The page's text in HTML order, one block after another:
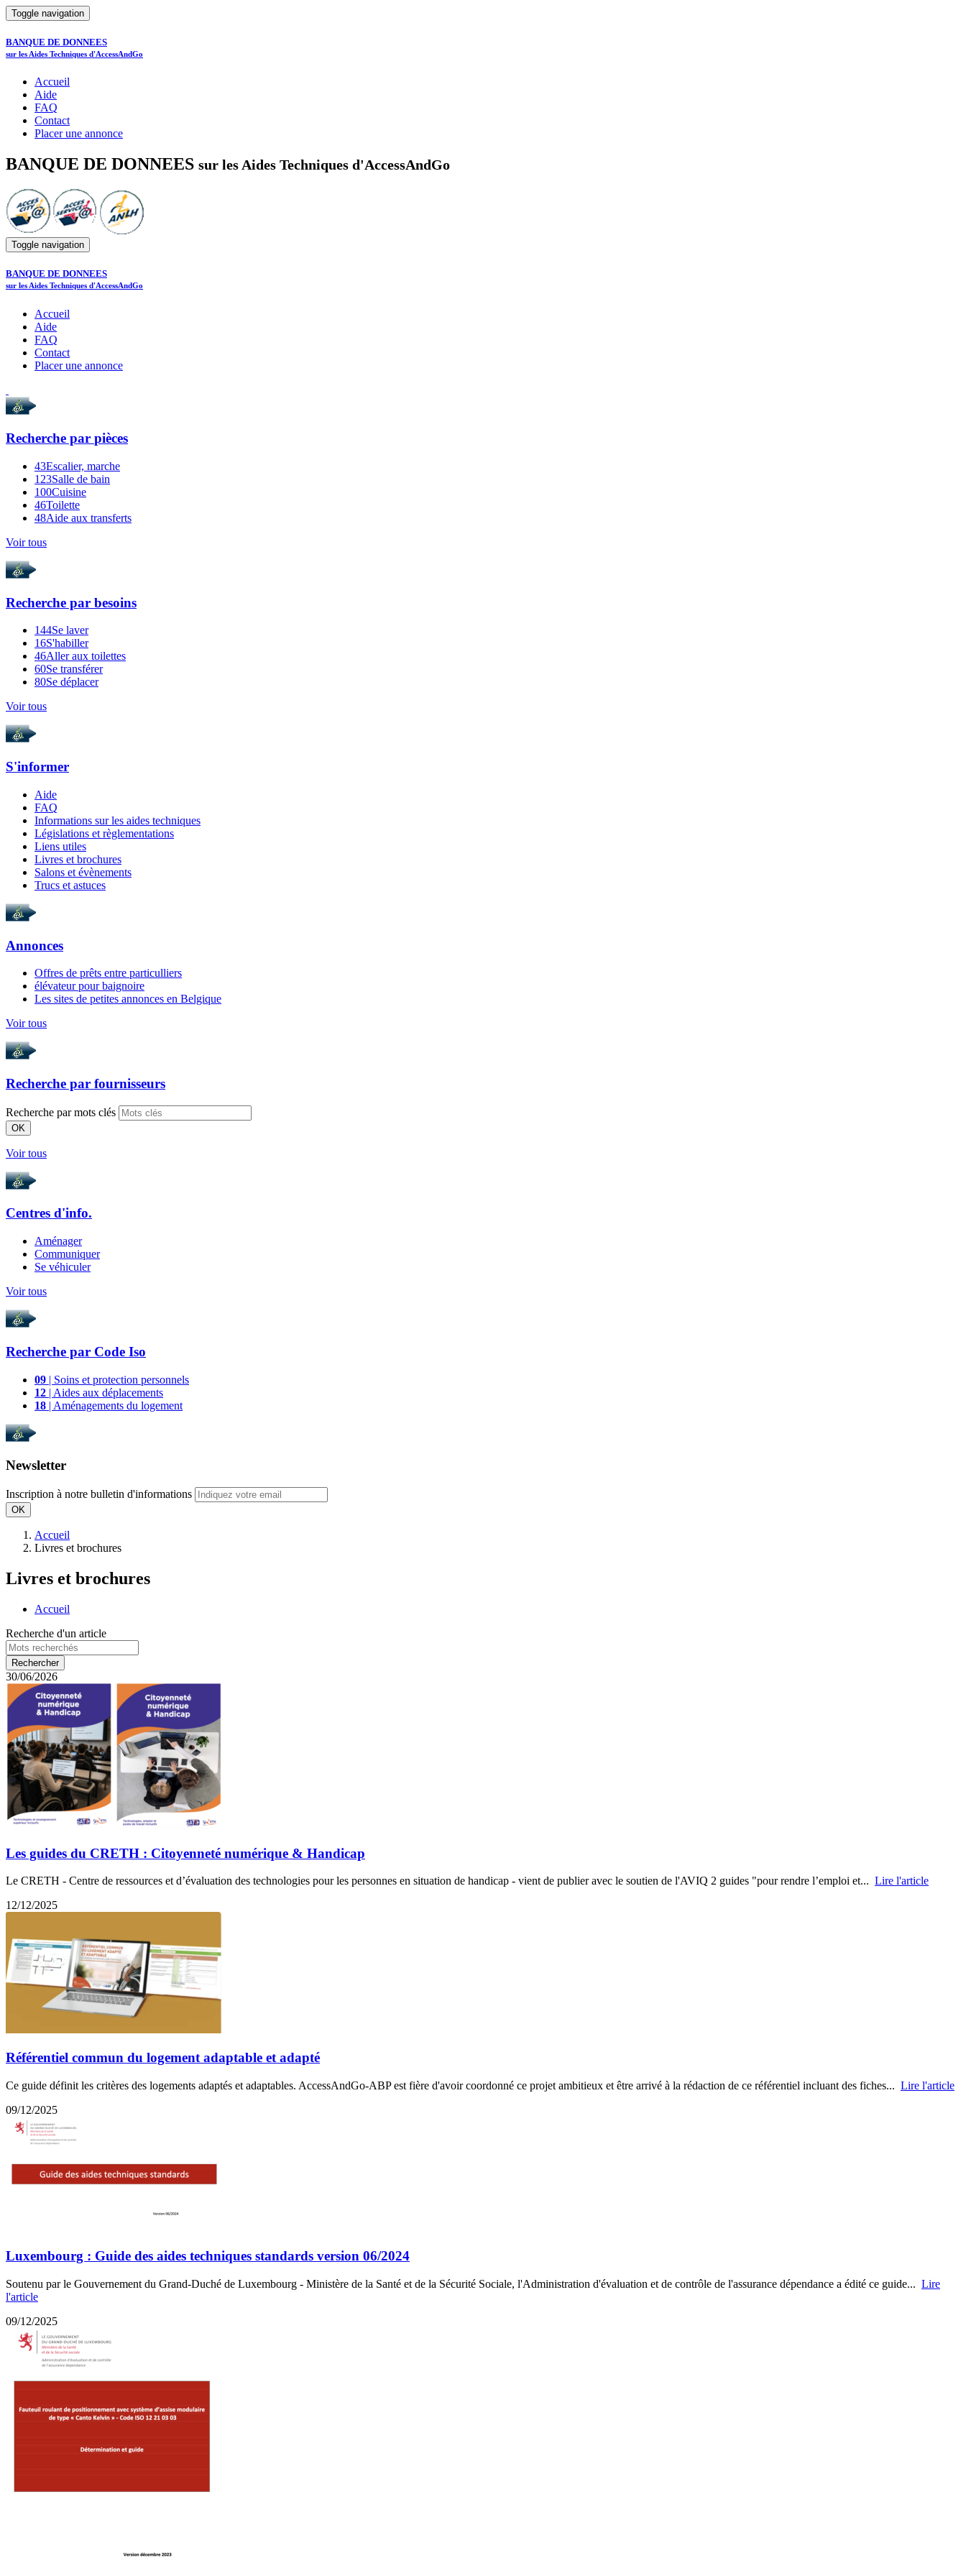
Toggle navigation
BANQUE DE DONNEES
sur les Aides Techniques d'AccessAndGo
Accueil
Aide
FAQ
Contact
Placer une annonce
BANQUE DE DONNEES sur les Aides Techniques d'AccessAndGo
Toggle navigation
BANQUE DE DONNEES
sur les Aides Techniques d'AccessAndGo
Accueil
Aide
FAQ
Contact
Placer une annonce
Recherche par pièces
43Escalier, marche
123Salle de bain
100Cuisine
46Toilette
48Aide aux transferts
Voir tous
Recherche par besoins
144Se laver
16S'habiller
46Aller aux toilettes
60Se transférer
80Se déplacer
Voir tous
S'informer
Aide
FAQ
Informations sur les aides techniques
Législations et règlementations
Liens utiles
Livres et brochures
Salons et évènements
Trucs et astuces
Annonces
Offres de prêts entre particulliers
élévateur pour baignoire
Les sites de petites annonces en Belgique
Voir tous
Recherche par fournisseurs
Recherche par mots clés
OK
Voir tous
Centres d'info.
Aménager
Communiquer
Se véhiculer
Voir tous
Recherche par Code Iso
09 | Soins et protection personnels
12 | Aides aux déplacements
18 | Aménagements du logement
Newsletter
Inscription à notre bulletin d'informations
OK
Accueil
Livres et brochures
Livres et brochures
Accueil
Recherche d'un article
30/06/2026
Les guides du CRETH : Citoyenneté numérique & Handicap
Le CRETH - Centre de ressources et d’évaluation des technologies pour les personnes en situation de handicap - vient de publier avec le soutien de l'AVIQ 2 guides "pour rendre l’emploi et... Lire l'article
12/12/2025
Référentiel commun du logement adaptable et adapté
Ce guide définit les critères des logements adaptés et adaptables. AccessAndGo-ABP est fière d'avoir coordonné ce projet ambitieux et être arrivé à la rédaction de ce référentiel incluant des fiches... Lire l'article
09/12/2025
Luxembourg : Guide des aides techniques standards version 06/2024
Soutenu par le Gouvernement du Grand-Duché de Luxembourg - Ministère de la Santé et de la Sécurité Sociale, l'Administration d'évaluation et de contrôle de l'assurance dépendance a édité ce guide... Lire
l'article
09/12/2025